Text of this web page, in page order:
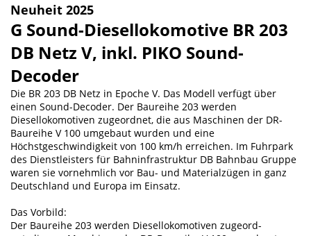
Neuheit 2025
G Sound-Diesellokomotive BR 203
DB Netz V, inkl. PIKO Sound-
Decoder
Die BR 203 DB Netz in Epoche V. Das Modell verfügt über
einen Sound-Decoder. Der Baureihe 203 werden
Diesellokomotiven zugeordnet, die aus Maschinen der DR-
Baureihe V 100 umgebaut wurden und eine
Höchstgeschwindigkeit von 100 km/h erreichen. Im Fuhrpark
des Dienstleisters für Bahninfrastruktur DB Bahnbau Gruppe
waren sie vornehmlich vor Bau- und Materialzügen in ganz
Deutschland und Europa im Einsatz.
Das Vorbild:
Der Baureihe 203 werden Diesellokomotiven zugeord-